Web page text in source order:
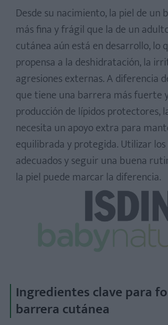
Desde su nacimiento, la piel de un
más fina y frágil que la de un
cutánea aún está en desarrollo, lo
propensa a la deshidratación, la
agresiones externas. A diferencia
que tiene una barrera más fuerte
producción de lípidos protectores,
necesita un apoyo extra para
equilibrada y protegida. Utilizar
adecuados y seguir una buena
la piel puede marcar la diferencia.
Ingredientes clave para
barrera cutánea